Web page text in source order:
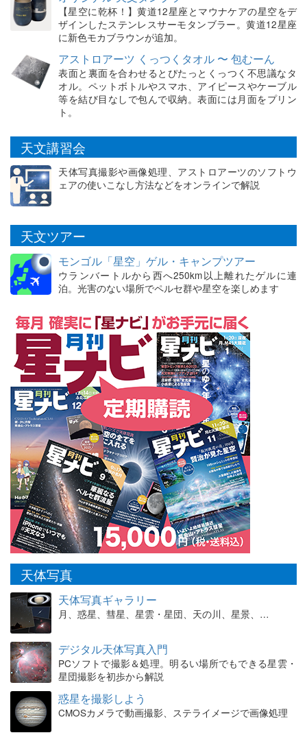
【星空に乾杯！】黄道12星座とマウナケアの星空をデ
ザインしたステンレスサーモタンブラー。黄道12星座
に新色モカブラウンが追加。
アストロアーツ くっつくタオル 〜 包むーん
表面と裏面を合わせるとぴたっとくっつく不思議なタ
オル。ペットボトルやスマホ、アイピースやケーブル
等を結び目なしで包んで収納。表面には月面をプリン
ト。
天文講習会
天体写真撮影や画像処理、アストロアーツのソフトウ
ェアの使いこなし方法などをオンラインで解説
天文ツアー
モンゴル「星空」ゲル・キャンプツアー
ウランバートルから西へ250km以上離れたゲルに連
泊。光害のない場所でペルセ群や星空を楽しめます
天体写真
天体写真ギャラリー
月、惑星、彗星、星雲・星団、天の川、星景、…
デジタル天体写真入門
PCソフトで撮影＆処理。明るい場所でもできる星雲・
星団撮影を初歩から解説
惑星を撮影しよう
CMOSカメラで動画撮影、ステライメージで画像処理